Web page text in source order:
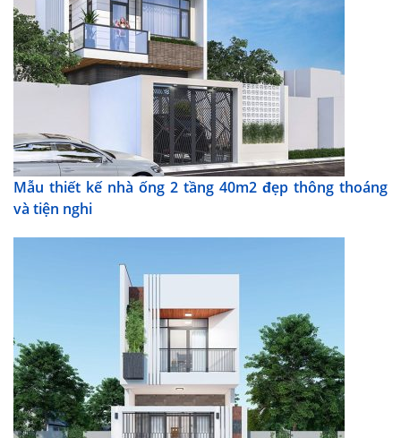
Mẫu thiết kế nhà ống 2 tầng 40m2 đẹp thông thoáng
và tiện nghi